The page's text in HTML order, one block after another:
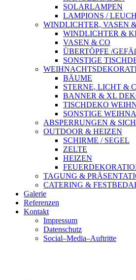
SOLARLAMPEN
LAMPIONS /
WINDLICHTER, VASEN
WINDLICHTER &
VASEN & CO
ÜBERTÖPFE /
SONSTIGE
BÄUME
STERNE, LICHT &
BANNER & XL
TISCHDEKO
SONSTIGE
ABSPERRUNGEN &
OUTDOOR & HEIZEN
SCHIRME / SEGEL
ZELTE
HEIZEN
TAGUNG &
CATERING &
Galerie
Referenzen
Kontakt
Impressum
Datenschutz
Social–Media–Auftritte